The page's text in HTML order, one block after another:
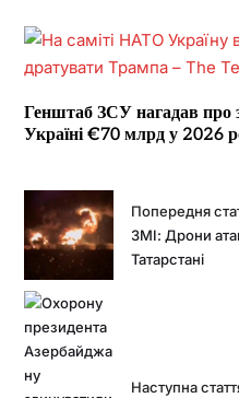
Генштаб ЗСУ нагадав про
Україні €70 млрд у 2026
Попередня
ЗМІ: Дрони
Татарстані
Наступна